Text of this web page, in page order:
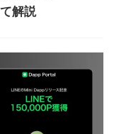
解説